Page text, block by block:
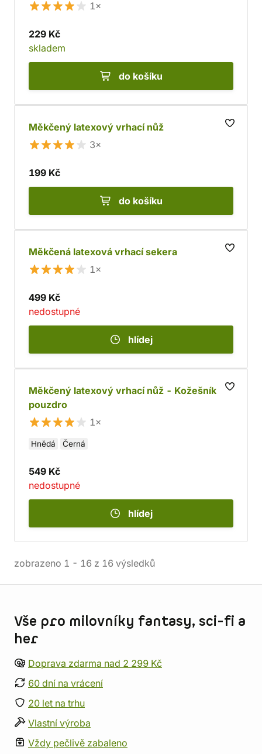
1×
229 Kč
skladem
do košíku
Měkčený latexový vrhací nůž
3×
199 Kč
do košíku
Měkčená latexová vrhací sekera
1×
499 Kč
nedostupné
hlídej
Měkčený latexový vrhací nůž - Kožešník +
pouzdro
1×
Hnědá Černá
549 Kč
nedostupné
hlídej
zobrazeno 1 - 16 z 16 výsledků
Vše pro milovníky fantasy, sci-fi a
her
Doprava zdarma nad 2 299 Kč
60 dní na vrácení
20 let na trhu
Vlastní výroba
Vždy pečlivě zabaleno